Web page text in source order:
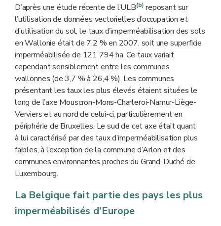
D’après une étude récente de l’ULB(b) reposant sur
l’utilisation de données vectorielles d’occupation et
d’utilisation du sol, le taux d’imperméabilisation des sols
en Wallonie était de 7,2 % en 2007, soit une superficie
imperméabilisée de 121 794 ha. Ce taux variait
cependant sensiblement entre les communes
wallonnes (de 3,7 % à 26,4 %). Les communes
présentant les taux les plus élevés étaient situées le
long de l’axe Mouscron-Mons-Charleroi-Namur-Liège-
Verviers et au nord de celui-ci, particulièrement en
périphérie de Bruxelles. Le sud de cet axe était quant
à lui caractérisé par des taux d’imperméabilisation plus
faibles, à l’exception de la commune d’Arlon et des
communes environnantes proches du Grand-Duché de
Luxembourg.
La Belgique fait partie des pays les plus
imperméabilisés d’Europe